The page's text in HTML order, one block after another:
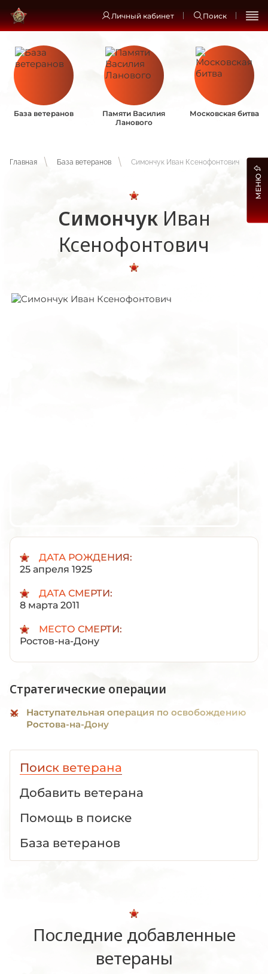
Личный кабинет Поиск
База ветеранов
Памяти Василия
Ланового
Московская битва
Главная База ветеранов Симончук Иван Ксенофонтович
Симончук Иван
Ксенофонтович
ДАТА РОЖДЕНИЯ:
25 апреля 1925
ДАТА СМЕРТИ:
8 марта 2011
МЕСТО СМЕРТИ:
Ростов-на-Дону
Стратегические операции
Наступательная операция по освобождению
Ростова-на-Дону
Поиск ветерана
Добавить ветерана
Помощь в поиске
База ветеранов
Последние добавленные
ветераны
МЕНЮ